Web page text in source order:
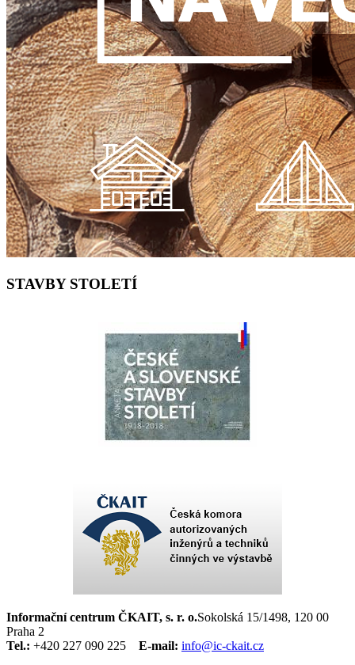
STAVBY STOLETÍ
Informační centrum ČKAIT, s. r. o.Sokolská 15/1498, 120 00
Praha 2
Tel.: +420 227 090 225 E-mail: info@ic-ckait.cz